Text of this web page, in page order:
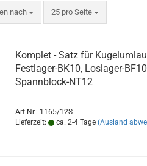
nach
nach 25 pro Seite
pro Seite
Komplet - Satz für
Festlager-BK10, Loslager-
Spannblock-NT12
Art.Nr.: 1165/12S
Lieferzeit:
ca. 2-4 Tage (Ausland